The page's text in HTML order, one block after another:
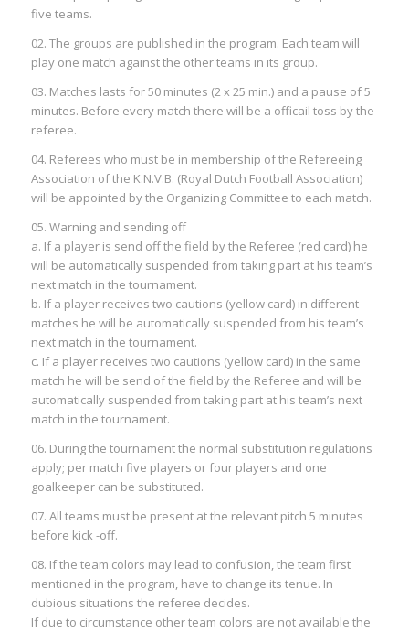
five teams.
02. The groups are published in the program. Each team will
play one match against the other teams in its group.
03. Matches lasts for 50 minutes (2 x 25 min.) and a pause of 5
minutes. Before every match there will be a officail toss by the
referee.
04. Referees who must be in membership of the Refereeing
Association of the K.N.V.B. (Royal Dutch Football Association)
will be appointed by the Organizing Committee to each match.
05. Warning and sending off
a. If a player is send off the field by the Referee (red card) he
will be automatically suspended from taking part at his team’s
next match in the tournament.
b. If a player receives two cautions (yellow card) in different
matches he will be automatically suspended from his team’s
next match in the tournament.
c. If a player receives two cautions (yellow card) in the same
match he will be send of the field by the Referee and will be
automatically suspended from taking part at his team’s next
match in the tournament.
06. During the tournament the normal substitution regulations
apply; per match five players or four players and one
goalkeeper can be substituted.
07. All teams must be present at the relevant pitch 5 minutes
before kick -off.
08. If the team colors may lead to confusion, the team first
mentioned in the program, have to change its tenue. In
dubious situations the referee decides.
If due to circumstance other team colors are not available the